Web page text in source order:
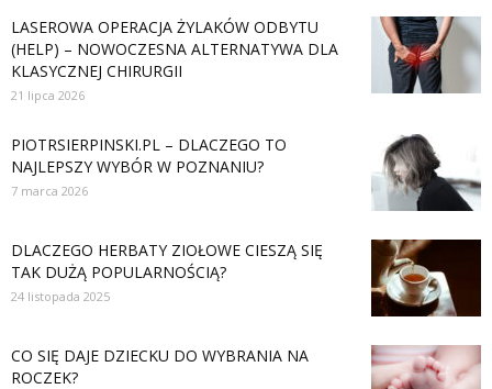
LASEROWA OPERACJA ŻYLAKÓW ODBYTU
(HELP) – NOWOCZESNA ALTERNATYWA DLA
KLASYCZNEJ CHIRURGII
21 lipca 2026
PIOTRSIERPINSKI.PL – DLACZEGO TO
NAJLEPSZY WYBÓR W POZNANIU?
7 marca 2026
DLACZEGO HERBATY ZIOŁOWE CIESZĄ SIĘ
TAK DUŻĄ POPULARNOŚCIĄ?
24 listopada 2025
CO SIĘ DAJE DZIECKU DO WYBRANIA NA
ROCZEK?